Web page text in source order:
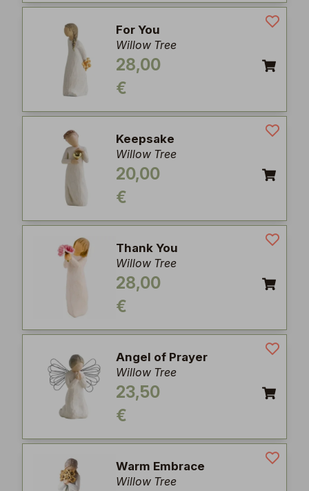
For You
Willow Tree
28,00
€
Keepsake
Willow Tree
20,00
€
Thank You
Willow Tree
28,00
€
Angel of Prayer
Willow Tree
23,50
€
Warm Embrace
Willow Tree